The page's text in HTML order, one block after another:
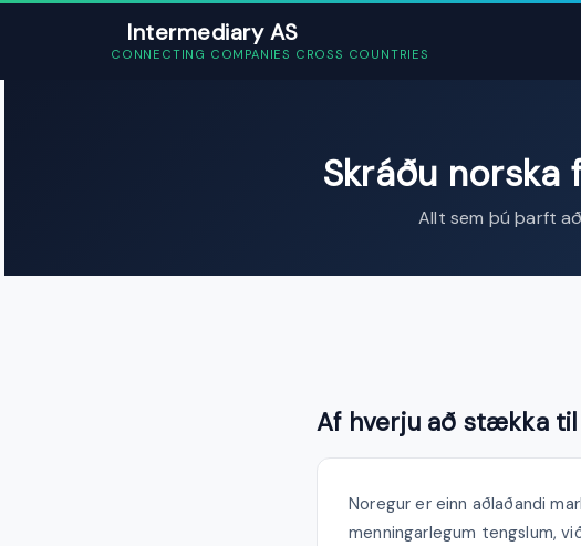
Intermediary AS
CONNECTING COMPANIES CROSS COUNTRIES
Skráðu
Allt sem þú þarft
Af hverju að stækka til
Noregur er einn aðlaðandi
menningarlegum tengslum,